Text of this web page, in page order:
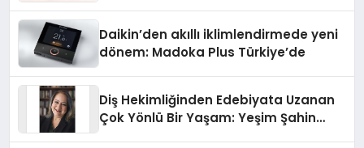
Daikin’den akıllı iklimlendirmede yeni
dönem: Madoka Plus Türkiye’de
Diş Hekimliğinden Edebiyata Uzanan
Çok Yönlü Bir Yaşam: Yeşim Şahin